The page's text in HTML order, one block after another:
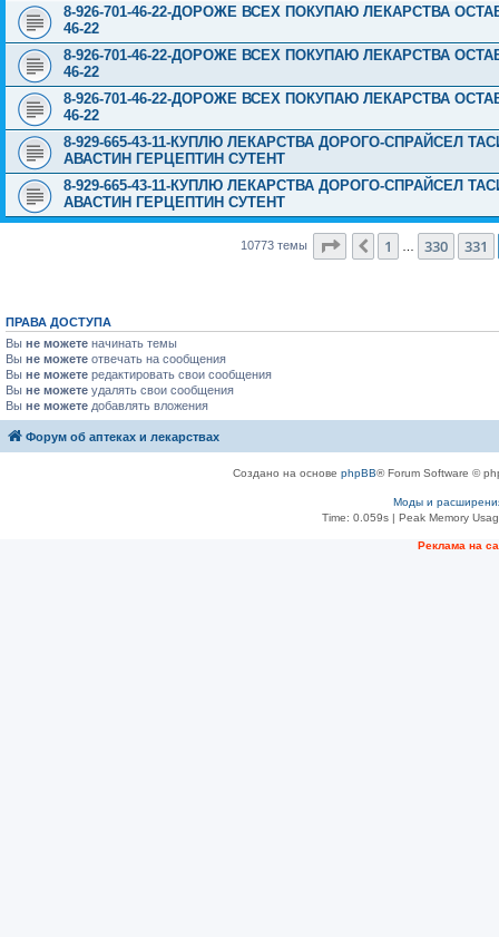
8-926-701-46-22-ДОРОЖЕ ВСЕХ ПОКУПАЮ ЛЕКАРСТВА
46-22
8-926-701-46-22-ДОРОЖЕ ВСЕХ ПОКУПАЮ ЛЕКАРСТВА
46-22
8-926-701-46-22-ДОРОЖЕ ВСЕХ ПОКУПАЮ ЛЕКАРСТВА
46-22
8-929-665-43-11-КУПЛЮ ЛЕКАРСТВА ДОРОГО-СПРАЙСЕЛ
АВАСТИН ГЕРЦЕПТИН СУТЕНТ
8-929-665-43-11-КУПЛЮ ЛЕКАРСТВА ДОРОГО-СПРАЙСЕЛ
АВАСТИН ГЕРЦЕПТИН СУТЕНТ
10773 темы Страница 332из 431
Пред.
1 330 331
ПРАВА ДОСТУПА
Вы не можете начинать темы
Вы не можете отвечать на сообщения
Вы не можете редактировать свои сообщения
Вы не можете удалять свои сообщения
Вы не можете добавлять вложения
Форум об аптеках и лекарствах
Создано на основе phpBB® Forum Software ©
Моды и
Time: 0.059s| Peak Memory
Рeклама на